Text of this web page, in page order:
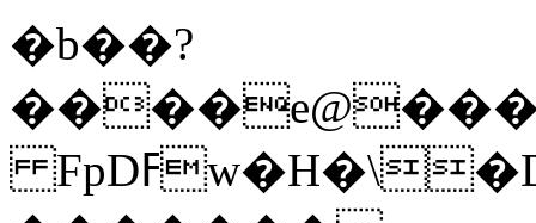
�b��?
FpDߓw�H�\�DΩ'�����{��7